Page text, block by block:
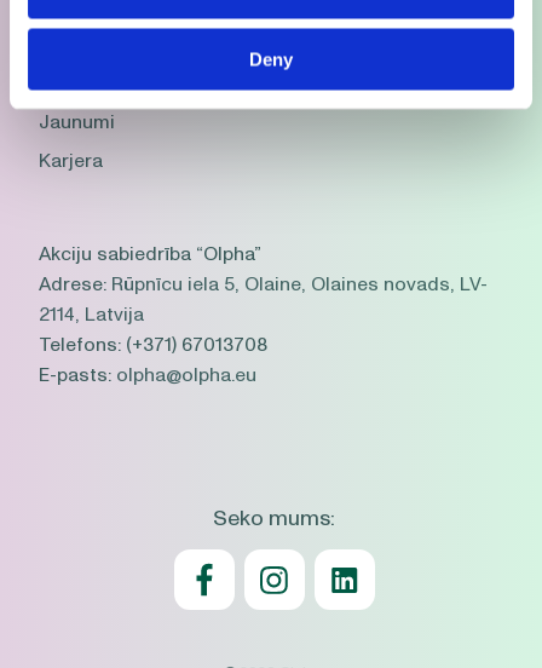
Deny
Akciju sabiedrība “Olpha”
Adrese: Rūpnīcu iela 5, Olaine, Olaines novads, LV-
2114, Latvija
Telefons: (+371) 67013708
E-pasts: olpha@olpha.eu
Jaunumi
Karjera
speciālisti
Kontakti
Seko mums: